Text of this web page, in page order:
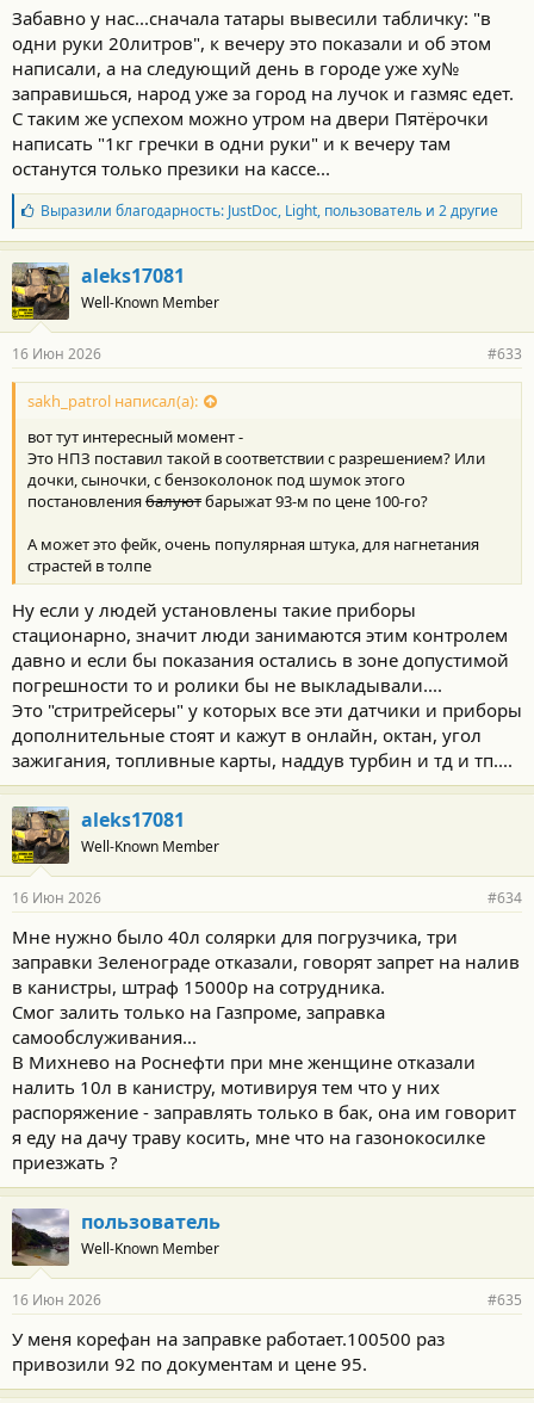
Забавно у нас...сначала татары вывесили табличку: "в
одни руки 20литров", к вечеру это показали и об этом
написали, а на следующий день в городе уже ху№
заправишься, народ уже за город на лучок и газмяс едет.
С таким же успехом можно утром на двери Пятёрочки
написать "1кг гречки в одни руки" и к вечеру там
останутся только презики на кассе...
Б
л
а
г
о
д
а
н
о
с
и
:
Выразили благодарность: JustDoc, Light, пользовательи 2 другие
aleks17081
Well-Known Member
16 Июн 2026 #633
sakh_patrol написал(а):
вот тут интересный момент -
Это НПЗ поставил такой в соответствии с разрешением? Или
дочки, сыночки, с бензоколонок под шумок этого
постановлениябалуютбарыжат 93-м по цене 100-го?
А может это фейк, очень популярная штука, для нагнетания
страстей в толпе
Ну если у людей установлены такие приборы
стационарно, значит люди занимаются этим контролем
давно и если бы показания остались в зоне допустимой
погрешности то и ролики бы не выкладывали....
Это "стритрейсеры" у которых все эти датчики и приборы
дополнительные стоят и кажут в онлайн, октан, угол
зажигания, топливные карты, наддув турбин и тд и тп....
aleks17081
Well-Known Member
16 Июн 2026 #634
Мне нужно было 40л солярки для погрузчика, три
заправки Зеленограде отказали, говорят запрет на налив
в канистры, штраф 15000р на сотрудника.
Смог залить только на Газпроме, заправка
самообслуживания...
В Михнево на Роснефти при мне женщине отказали
налить 10л в канистру, мотивируя тем что у них
распоряжение - заправлять только в бак, она им говорит
я еду на дачу траву косить, мне что на газонокосилке
приезжать ?
пользователь
Well-Known Member
16 Июн 2026 #635
У меня корефан на заправке работает.100500 раз
привозили 92 по документам и цене 95.